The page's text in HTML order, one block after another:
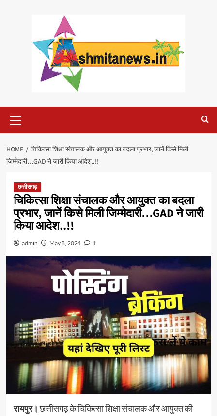
Menu
HOME
चिकित्‍सा शिक्षा संचालक और आयुक्‍त का बदला प्रभार, जानें किसे मिली
जिम्मेदारी…GAD ने जारी किया आदेश..!!
छत्तीसगढ़
चिकित्‍सा शिक्षा संचालक और आयुक्‍त का बदला
प्रभार, जानें किसे मिली जिम्मेदारी…GAD ने जारी
किया आदेश..!!
admin May 8, 2024 1
रायपुर।छत्तीसगढ़ के चिकित्‍सा शिक्षा संचालक और आयुक्‍त की